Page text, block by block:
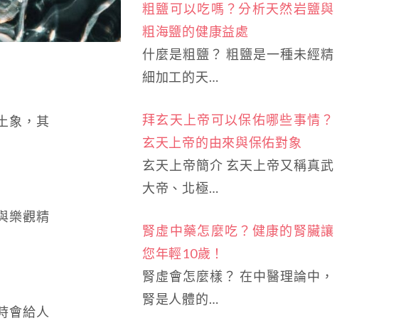
象，其
樂觀精
會給人
粗鹽可以吃嗎？分析天然岩鹽與
粗海鹽的健康益處
什麼是粗鹽？ 粗鹽是一種未經精
細加工的天…
拜玄天上帝可以保佑哪些事情？
玄天上帝的由來與保佑對象
玄天上帝簡介 玄天上帝又稱真武
大帝、北極…
腎虛中藥怎麼吃？健康的腎臟讓
您年輕10歲！
腎虛會怎麼樣？ 在中醫理論中，
腎是人體的…